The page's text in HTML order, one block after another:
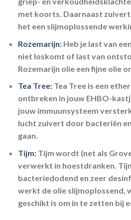
met koorts. Daarnaast
het een slijmoplossende
Rozemarijn: Heb je last van
niet loskomt of last van
Rozemarijn olie een fijne olie
Tea Tree:Tea Tree is een
ontbreken in jouw EHBO-
jouw immuunsysteem
lucht zuivert door bacteriën
gaan.
Tijm:Tijm wordt (net als
verwerkt in hoestdranken.
bacteriedodend en zeer
werkt de olie slijmoplossend,
geschikt is om in te zetten bij